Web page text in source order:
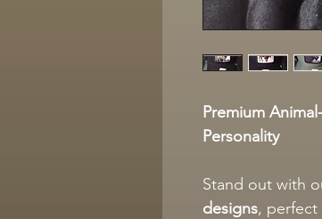
Premium
Personality
Stand out with
designs, perfect